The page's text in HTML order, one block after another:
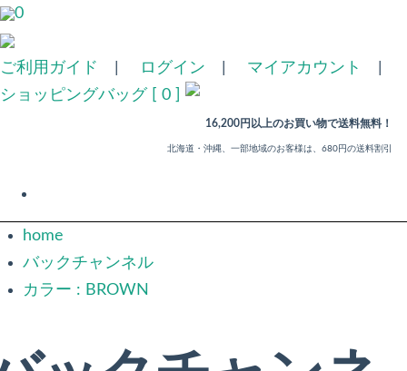
0
ご利用ガイド ログイン マイアカウント
ショッピングバッグ [ 0 ]
16,200円以上のお買い物で送料無料！
北海道・沖縄、一部地域のお客様は、680円の送料割引
home
バックチャンネル
カラー : BROWN